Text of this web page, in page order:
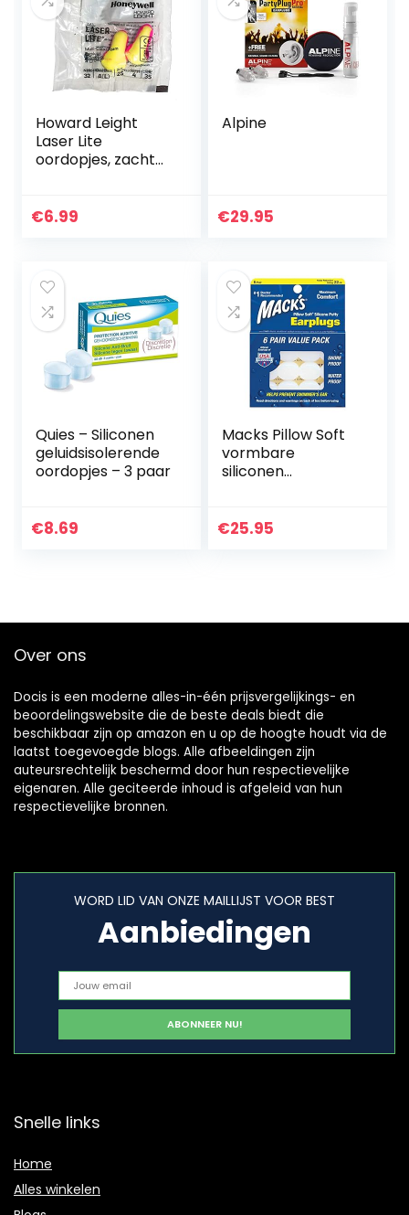
Howard Leight
Laser Lite
oordopjes, zacht
€6.99
Alpine
€29.95
Quies – Siliconen
geluidsisolerende
oordopjes – 3 paar
€8.69
Macks Pillow Soft
vormbare
siliconen
€25.95
Over ons
Docis is een moderne alles-in-één prijsvergelijkings- en
beoordelingswebsite die de beste deals biedt die
beschikbaar zijn op amazon en u op de hoogte houdt via de
laatst toegevoegde blogs. Alle afbeeldingen zijn
auteursrechtelijk beschermd door hun respectievelijke
eigenaren. Alle geciteerde inhoud is afgeleid van hun
respectievelijke bronnen.
WORD LID VAN ONZE MAILLIJST VOOR BEST
Aanbiedingen
Snelle links
Home
Alles winkelen